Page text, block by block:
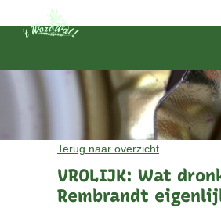
Terug naar overzicht
VROLIJK: Wat
Rembrandt